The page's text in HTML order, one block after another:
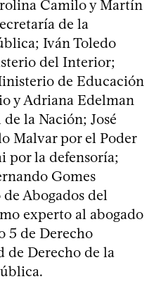
Camilo y Martín
de la
Iván Toledo
del Interior;
de Educación
y Adriana Edelman
la Nación; José
Malvar por el Poder
por la defensoría;
Gomes
Abogados del
experto al abogado
5 de Derecho
de Derecho de la